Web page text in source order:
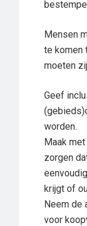
Mensen
te komen
moeten
Geef
worden.
Maak
zorgen
krijgt of
Neem de
voor